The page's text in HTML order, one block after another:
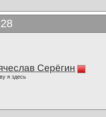
Серёгин
я здесь